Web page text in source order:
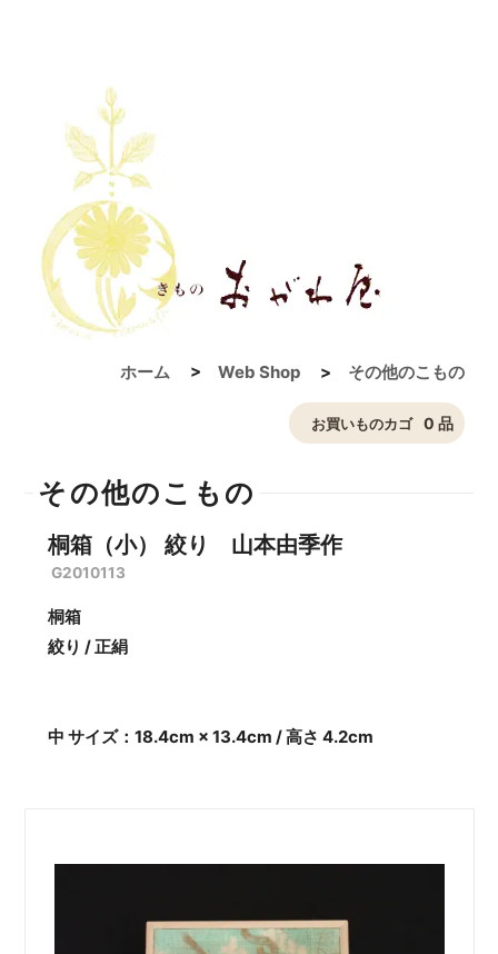
ホーム > Web Shop > その他のこもの
お買いものカゴ 0 品
その他のこもの
桐箱（小） 絞り 山本由季作
G2010113
桐箱
絞り / 正絹
中 サイズ：18.4cm × 13.4cm / 高さ 4.2cm